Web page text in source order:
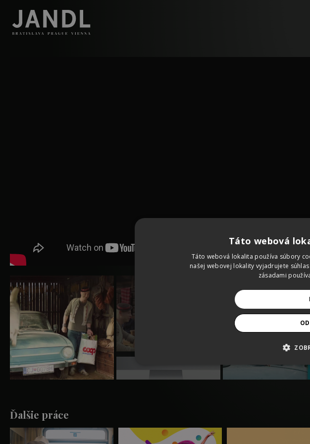
Ďalšie práce
Táto webová
Táto webová lokalita používa súbory
našej webovej lokality vyjadrujete
zásadami